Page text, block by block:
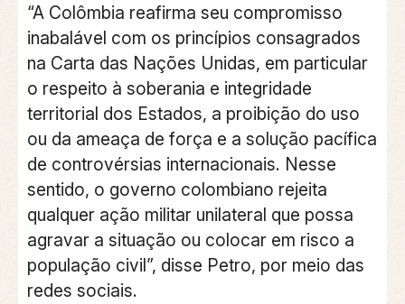
“A Colômbia reafirma seu compromisso
inabalável com os princípios consagrados
na Carta das Nações Unidas, em particular
o respeito à soberania e integridade
territorial dos Estados, a proibição do uso
ou da ameaça de força e a solução pacífica
de controvérsias internacionais. Nesse
sentido, o governo colombiano rejeita
qualquer ação militar unilateral que possa
agravar a situação ou colocar em risco a
população civil”, disse Petro, por meio das
redes sociais.